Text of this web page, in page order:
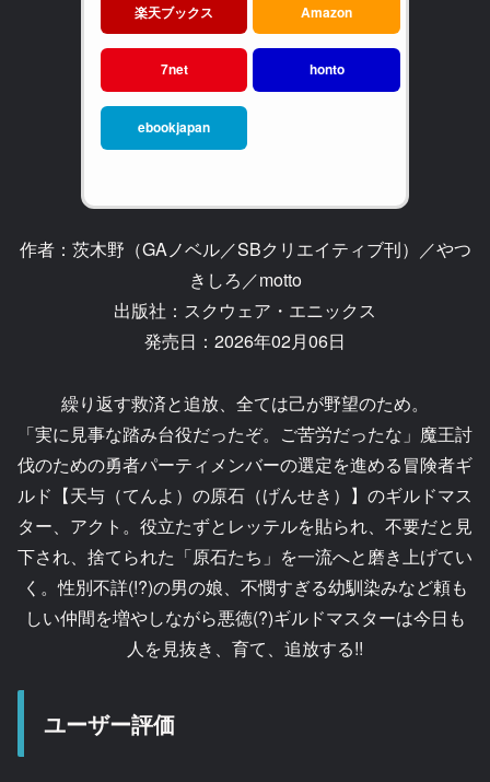
楽天ブックス Amazon
7net honto
ebookjapan
作者：茨木野（GAノベル／SBクリエイティブ刊）／やつ
きしろ／motto
出版社：スクウェア・エニックス
発売日：2026年02月06日
繰り返す救済と追放、全ては己が野望のため。
「実に見事な踏み台役だったぞ。ご苦労だったな」魔王討
伐のための勇者パーティメンバーの選定を進める冒険者ギ
ルド【天与（てんよ）の原石（げんせき）】のギルドマス
ター、アクト。役立たずとレッテルを貼られ、不要だと見
下され、捨てられた「原石たち」を一流へと磨き上げてい
く。性別不詳(!?)の男の娘、不憫すぎる幼馴染みなど頼も
しい仲間を増やしながら悪徳(?)ギルドマスターは今日も
人を見抜き、育て、追放する!!
ユーザー評価